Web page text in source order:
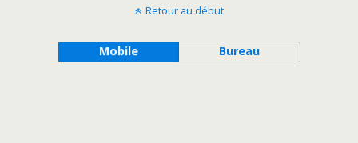
Retour au début
Mobile Bureau